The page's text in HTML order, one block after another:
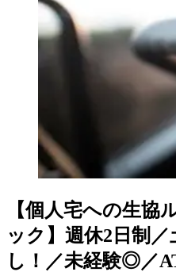
【個人宅への生協
ック】週休2日制
し！／未経験◎／